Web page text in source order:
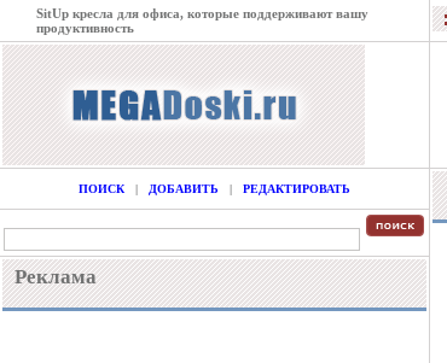
SitUp кресла для офиса, которые поддерживают вашу
продуктивность
ПОИСК | ДОБАВИТЬ | РЕДАКТИРОВАТЬ
Реклама